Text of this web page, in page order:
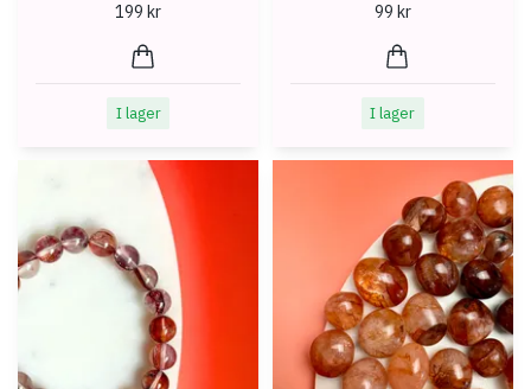
199 kr
I lager
99 kr
I lager